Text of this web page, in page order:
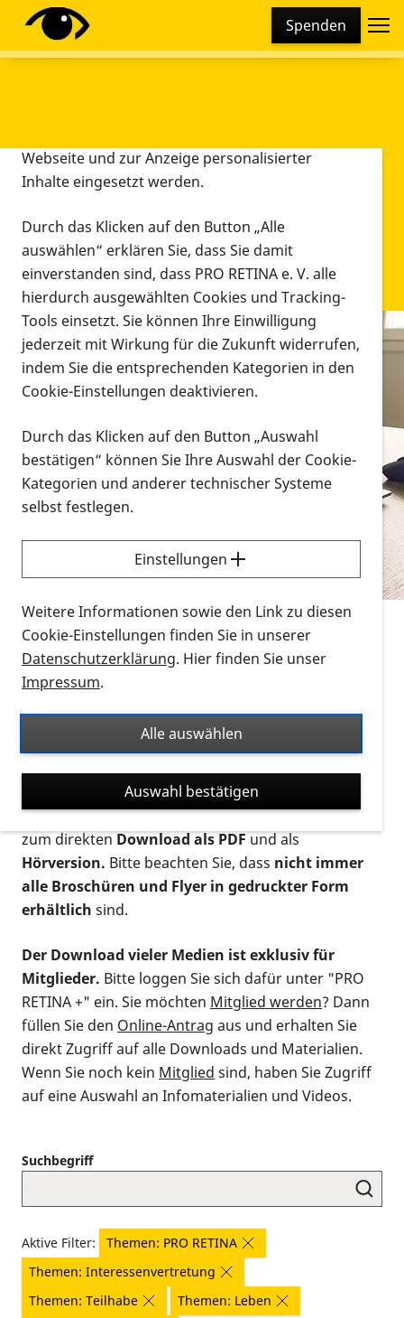
Spenden
Infomaterial
Infomaterial
Vorlesen
Alle Infomaterialien in verschiedenen
Formaten an einem Ort
Sie möchten wissen, wie Sie nach Infonmaterial
suchen und dieses bestellen bzw. herunterladen
können? Schauen Sie sich dieErklärvideos zum
Thema Infomaterial auf der PRO RETINA-Website
für blinde und sehbehinderte Menschen an.
Auf dieser Seite finden Sie sämtliches Infomaterial
Ort. Nutzen Sie den Formatfilter, um ausschließlich
nach Flyern und Broschüren, Audios oder Videos zu
suchen. Die meisten Flyer und Broschüren werden in
verschiedenen Formaten angeboten: zur
postalischen Bestellung als gedruckte Variante
zum direktenDownload als PDFund als
Hörversion. Bitte beachten Sie, dass nicht immer
alle Broschüren und Flyer in gedruckter Form
erhältlich sind.
Der Download vieler Medien ist exklusiv für
Mitglieder. Bitte loggen Sie sich dafür unter "PRO
RETINA +" ein. Sie möchten Mitglied werden? Dann
füllen Sie den Online-Antrag aus und erhalten Sie
direkt Zugriff auf alle Downloads und Materialien.
Wenn Sie noch kein Mitglied sind, haben Sie Zugriff
auf eine Auswahl an Infomaterialien und Videos.
Suchbegriff
Aktive Filter:
Themen: PRO RETINA
Themen: Interessenvertretung
Themen: Teilhabe
Themen: Leben
Diese Webseite setzt verschiedene Cookies und
Tracking-Tools ein. Dies beinhaltet Cookies und
Webseite und zur Anzeige personalisierter
Inhalte eingesetzt werden.
Durch das Klicken auf den Button „Alle
auswählen“ erklären Sie, dass Sie damit
einverstanden sind, dass PRO RETINA e. V. alle
hierdurch ausgewählten Cookies und Tracking-
Tools einsetzt. Sie können Ihre Einwilligung
jederzeit mit Wirkung für die Zukunft widerrufen,
indem Sie die entsprechenden Kategorien in den
Cookie-Einstellungen deaktivieren.
Durch das Klicken auf den Button „Auswahl
bestätigen“ können Sie Ihre Auswahl der Cookie-
Kategorien und anderer technischer Systeme
selbst festlegen.
Einstellungen
Weitere Informationen sowie den Link zu diesen
Cookie-Einstellungen finden Sie in unserer
Datenschutzerklärung. Hier finden Sie unser
Impressum.
Alle auswählen
Auswahl bestätigen